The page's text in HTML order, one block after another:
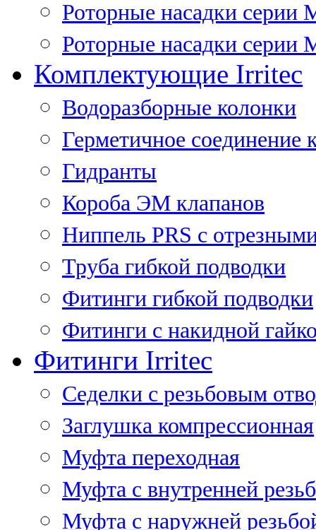
Роторные насадки серии
Роторные насадки серии
Комплектующие Irritec
Водоразборные колонки
Герметичное соединение
Гидранты
Короба ЭМ клапанов
Ниппель PRS с
Труба гибкой подводки
Фитинги гибкой подводки
Фитинги с накидной
Фитинги Irritec
Седелки с резьбовым
Заглушка компрессионная
Муфта переходная
Муфта с внутренней
Муфта с наружней